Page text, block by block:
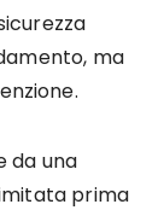
ma
da una
prima